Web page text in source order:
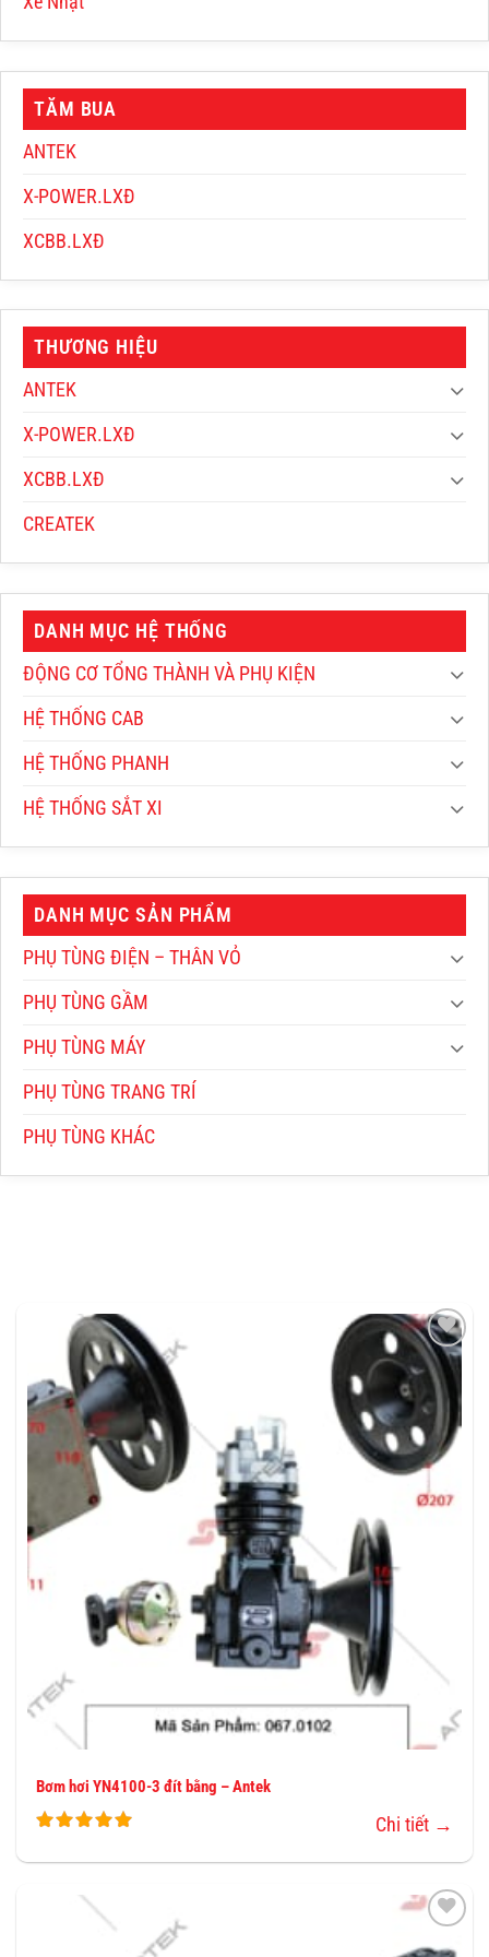
TĂM BUA
ANTEK
X-POWER.LXĐ
XCBB.LXĐ
THƯƠNG HIỆU
ANTEK
X-POWER.LXĐ
XCBB.LXĐ
CREATEK
DANH MỤC HỆ THỐNG
ĐỘNG CƠ TỔNG THÀNH VÀ PHỤ KIỆN
HỆ THỐNG CAB
HỆ THỐNG PHANH
HỆ THỐNG SẮT XI
DANH MỤC SẢN PHẨM
PHỤ TÙNG ĐIỆN – THÂN VỎ
PHỤ TÙNG GẦM
PHỤ TÙNG MÁY
PHỤ TÙNG TRANG TRÍ
PHỤ TÙNG KHÁC
THÊM
VÀO
YÊU
THÍCH
Bơm hơi YN4100-3 đít bằng – Antek
Chi tiết →
THÊM